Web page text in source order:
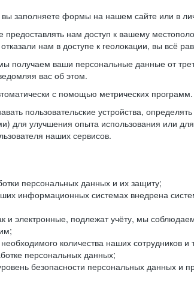
заполняете формы на нашем сайте или в
нам доступ к вашему
нам в доступе к геолокации, вы всё
получаем ваши персональные данные от
вас об этом.
с помощью метрических
пользовательские устройства, определять
для улучшения опыта использования или
наших сервисов.
персональных данных и их защиту;
информационных системах внедрена
электронные, подлежат учёту, мы
количества наших сотрудников
персональных данных;
безопасности персональных данных и